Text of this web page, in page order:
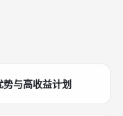
与高收益计划